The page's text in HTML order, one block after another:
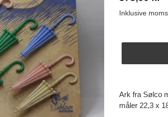
Inklusive
produkt
Ark fra Sølco
måler 22,3 x